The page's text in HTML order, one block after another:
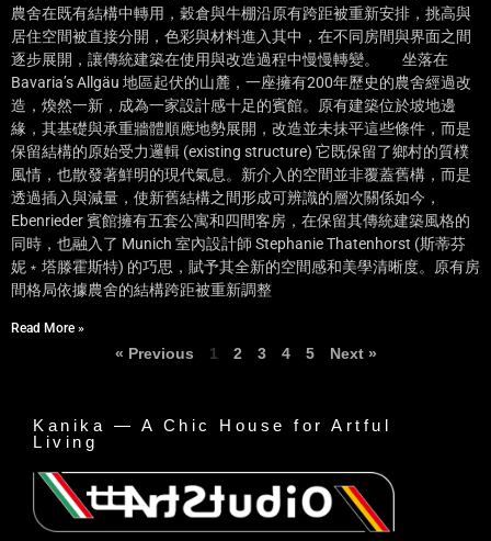
農舍在既有結構中轉用，穀倉與牛棚沿原有跨距被重新安排，挑高與
居住空間被直接分開，色彩與材料進入其中，在不同房間與界面之間
逐步展開，讓傳統建築在使用與改造過程中慢慢轉變。 坐落在
Bavaria’s Allgäu 地區起伏的山麓，一座擁有200年歷史的農舍經過改
造，煥然一新，成為一家設計感十足的賓館。原有建築位於坡地邊
緣，其基礎與承重牆體順應地勢展開，改造並未抹平這些條件，而是
保留結構的原始受力邏輯 (existing structure) 它既保留了鄉村的質樸
風情，也散發著鮮明的現代氣息。新介入的空間並非覆蓋舊構，而是
透過插入與減量，使新舊結構之間形成可辨識的層次關係如今，
Ebenrieder 賓館擁有五套公寓和四間客房，在保留其傳統建築風格的
同時，也融入了 Munich 室內設計師 Stephanie Thatenhorst (斯蒂芬
妮﹡塔滕霍斯特) 的巧思，賦予其全新的空間感和美學清晰度。原有房
間格局依據農舍的結構跨距被重新調整
Read More »
« Previous 1 2 3 4 5 Next »
Kanika — A Chic House for Artful
Living